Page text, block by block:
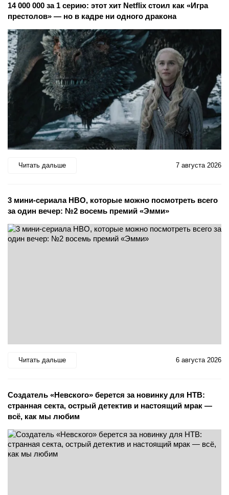
14 000 000 за 1 серию: этот хит Netflix стоил как «Игра
престолов» — но в кадре ни одного дракона
Читать дальше 7 августа 2026
3 мини-сериала HBO, которые можно посмотреть всего
за один вечер: №2 восемь премий «Эмми»
Читать дальше 6 августа 2026
Создатель «Невского» берется за новинку для НТВ:
странная секта, острый детектив и настоящий мрак —
всё, как мы любим